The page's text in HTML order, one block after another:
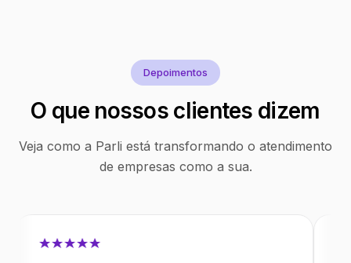
Depoimentos
O que nossos clientes dizem
Veja como a Parli está transformando o atendimento
de empresas como a sua.